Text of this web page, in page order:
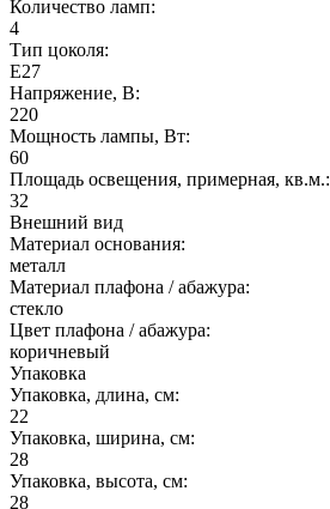
Количество ламп:
4
Тип цоколя:
E27
Напряжение, В:
220
Мощность лампы, Вт:
60
Площадь освещения, примерная, кв.м.:
32
Внешний вид
Материал основания:
металл
Материал плафона / абажура:
стекло
Цвет плафона / абажура:
коричневый
Упаковка
Упаковка, длина, см:
22
Упаковка, ширина, см:
28
Упаковка, высота, см:
28